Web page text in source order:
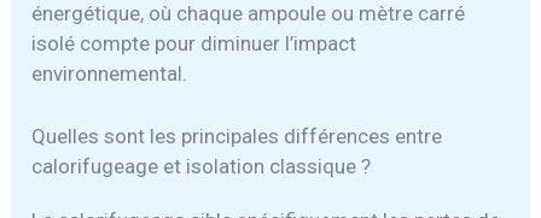
énergétique, où chaque ampoule ou mètre carré
isolé compte pour diminuer l’impact
environnemental.
Quelles sont les principales différences entre
calorifugeage et isolation classique ?